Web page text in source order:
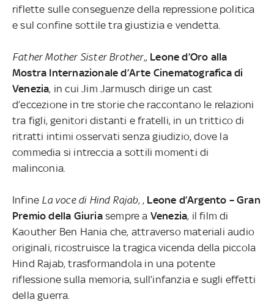
riflette sulle conseguenze della repressione politica
e sul confine sottile tra giustizia e vendetta.
Father Mother Sister Brother,, Leone d’Oro alla
Mostra Internazionale d’Arte Cinematografica di
Venezia, in cui Jim Jarmusch dirige un cast
d’eccezione in tre storie che raccontano le relazioni
tra figli, genitori distanti e fratelli, in un trittico di
ritratti intimi osservati senza giudizio, dove la
commedia si intreccia a sottili momenti di
malinconia.
Infine La voce di Hind Rajab, , Leone d’Argento – Gran
Premio della Giuriasempre a Venezia, il film di
Kaouther Ben Hania che, attraverso materiali audio
originali, ricostruisce la tragica vicenda della piccola
Hind Rajab, trasformandola in una potente
riflessione sulla memoria, sull’infanzia e sugli effetti
della guerra.